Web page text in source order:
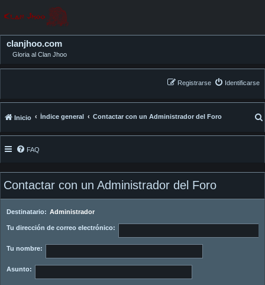
clanjhoo.com
Gloria al Clan Jhoo
Identificarse
Registrarse
Inicio Índice general Contactar con un Administrador del Foro
FAQ
Contactar con un Administrador del Foro
Destinatario: Administrador
Tu dirección de correo electrónico:
Tu nombre:
Asunto: